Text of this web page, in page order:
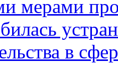
мерами
в